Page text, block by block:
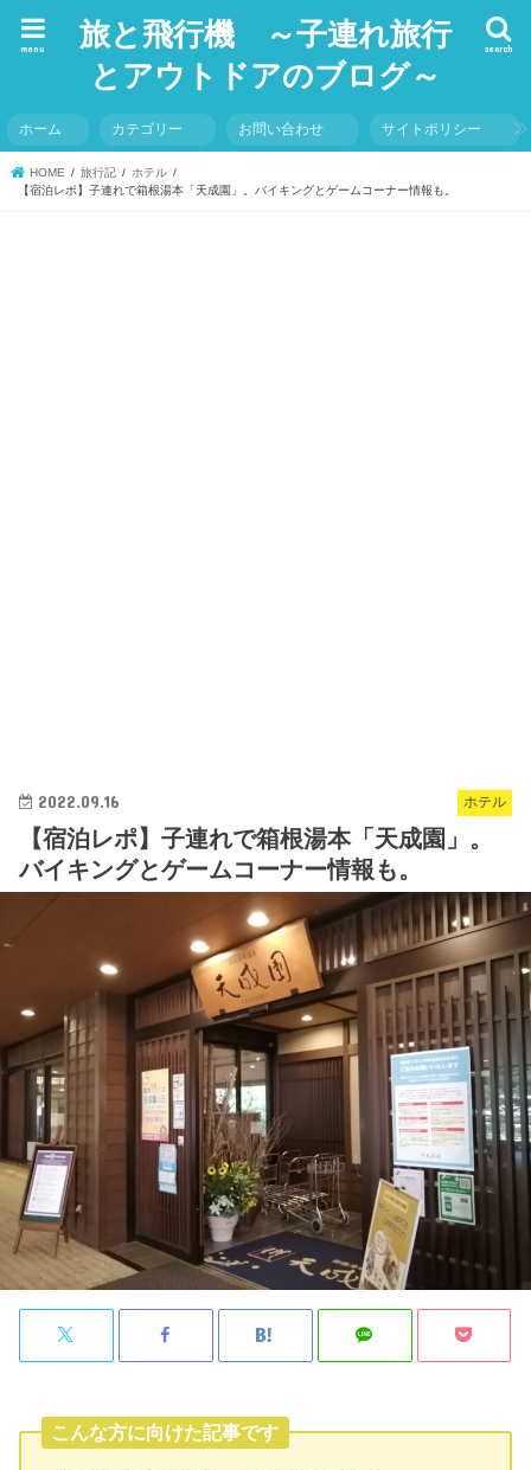
旅と飛行機 ～子連れ旅行
とアウトドアのブログ～
search
menu
ホーム カテゴリー お問い合わせ サイトポリシー
HOME 旅行記
ホテル
【宿泊レポ】子連れで箱根湯本「天成園」。バイキングとゲームコーナー情報も。
ホテル
2022.09.16
【宿泊レポ】子連れで箱根湯本「天成園」。
バイキングとゲームコーナー情報も。
こんな方に向けた記事です